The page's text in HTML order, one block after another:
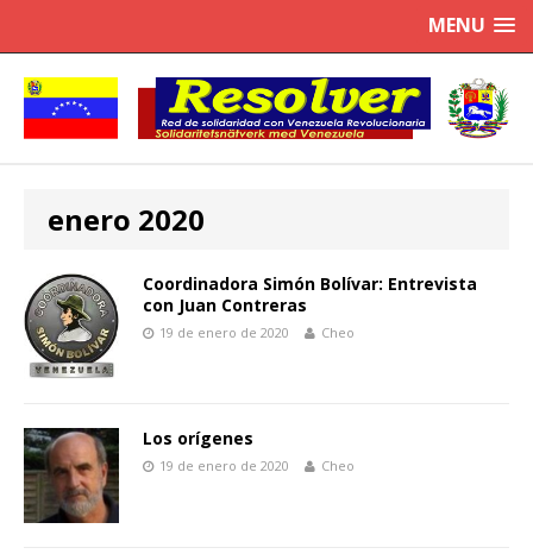
MENU
enero 2020
Coordinadora Simón Bolívar: Entrevista
con Juan Contreras
19 de enero de 2020 Cheo
Los orígenes
19 de enero de 2020 Cheo